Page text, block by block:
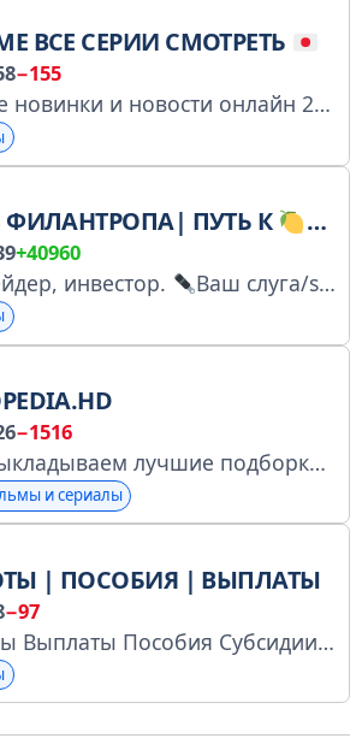
ВСЕ СЕРИИ СМОТРЕТЬ
−155
Аниме новинки и новости онлайн 2024!
ФИЛАНТРОПА| ПУТЬ К |
+40960
инвестор. Ваш слугa/support: @moz7z Owner - @Golden_bitch сверяет Ваш макет,только по делу
−1516
Мы выкладываем лучшие подборки новинок и классики кинематогрофа
и сериалы
| ПОСОБИЯ | ВЫПЛАТЫ
−97
Льготы Выплаты Пособия Субсидии - самая актуальная информация По рекламе: @evabyte Остальные вопросы: @Keyblockq